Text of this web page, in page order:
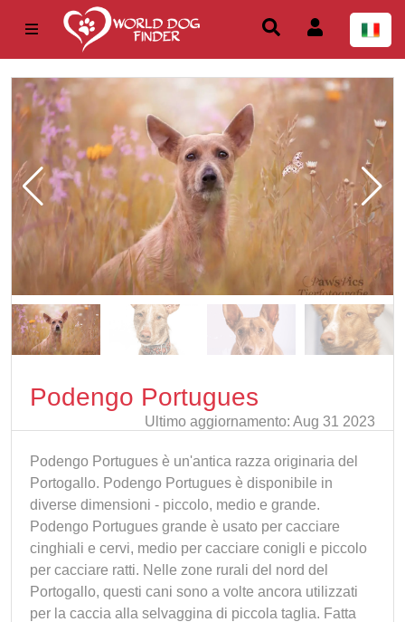
Podengo Portugues
Ultimo aggiornamento: Aug 31 2023
Podengo Portugues è un'antica razza originaria del
Portogallo. Podengo Portugues è disponibile in
diverse dimensioni - piccolo, medio e grande.
Podengo Portugues grande è usato per cacciare
cinghiali e cervi, medio per cacciare conigli e piccolo
per cacciare ratti. Nelle zone rurali del nord del
Portogallo, questi cani sono a volte ancora utilizzati
per la caccia alla selvaggina di piccola taglia. Fatta